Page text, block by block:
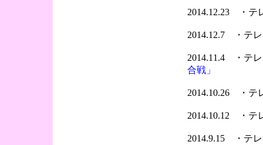
2014.12.23 ・テ
2014.12.7 ・テ
2014.11.4 ・テ
合戦」
2014.10.26 ・テ
2014.10.12 ・テ
2014.9.15 ・テ